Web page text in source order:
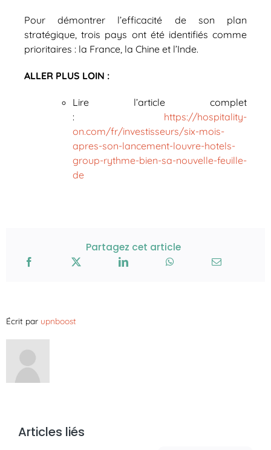
Pour démontrer l’efficacité de son plan
stratégique, trois pays ont été identifiés comme
prioritaires : la France, la Chine et l’Inde.
ALLER PLUS LOIN :
Lire l’article complet
: https://hospitality-
on.com/fr/investisseurs/six-mois-
apres-son-lancement-louvre-hotels-
group-rythme-bien-sa-nouvelle-feuille-
de
Partagez cet article
Écrit par upnboost
Articles liés